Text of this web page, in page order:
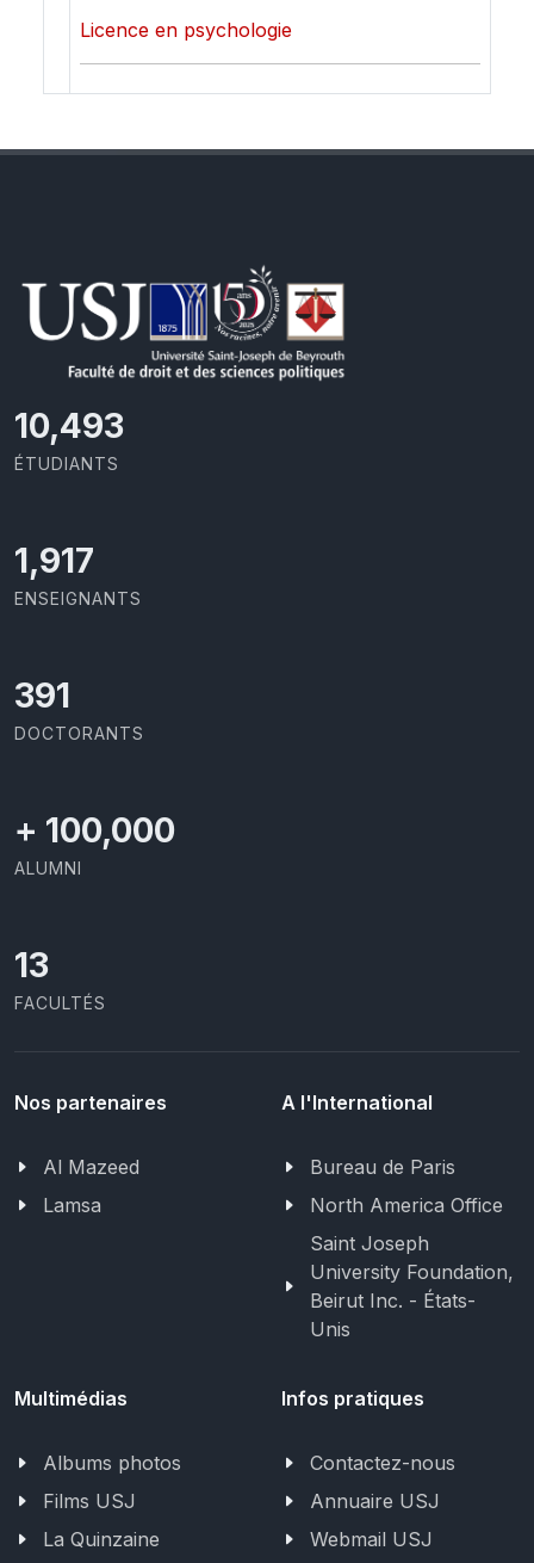
Licence en psychologie
11,727
ÉTUDIANTS
2,142
ENSEIGNANTS
437
DOCTORANTS
+ 100,000
ALUMNI
13
FACULTÉS
Nos partenaires
Al Mazeed
Lamsa
A l'International
Bureau de Paris
North America Office
Saint Joseph
University Foundation,
Beirut Inc. - États-
Unis
Multimédias
Albums photos
Films USJ
La Quinzaine
Infos pratiques
Contactez-nous
Annuaire USJ
Webmail USJ